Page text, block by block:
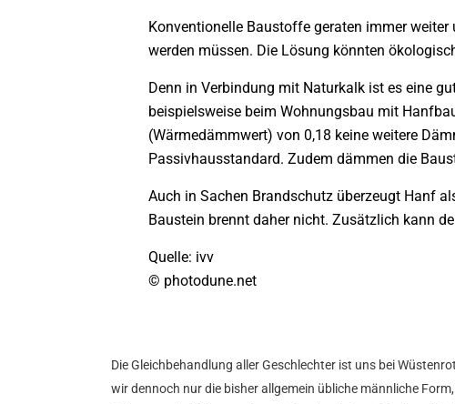
Konventionelle Baustoffe geraten immer
werden müssen. Die Lösung könnten
Denn in Verbindung mit Naturkalk ist es eine
beispielsweise beim Wohnungsbau mit
(Wärmedämmwert) von 0,18 keine weitere
Passivhausstandard. Zudem dämmen die
Auch in Sachen Brandschutz überzeugt Hanf
Baustein brennt daher nicht. Zusätzlich kann
Quelle: ivv
© photodune.net
Die Gleichbehandlung aller Geschlechter ist uns bei
wir dennoch nur die bisher allgemein übliche männliche